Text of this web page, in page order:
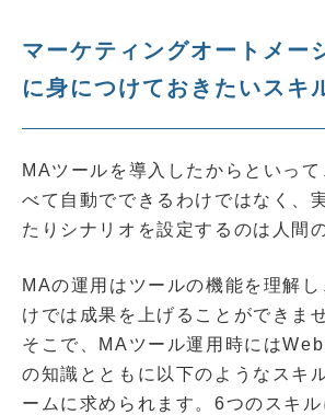
マーケティングオートメー
に身につけておきたいスキ
MAツールを導入したからといっ
べて自動でできるわけではなく、
たりシナリオを設定するのは人間
MAの運用はツールの機能を理解
けでは成果を上げることができま
そこで、MAツール運用時には
の知識とともに以下のようなスキ
ームに求められます。6つのスキ